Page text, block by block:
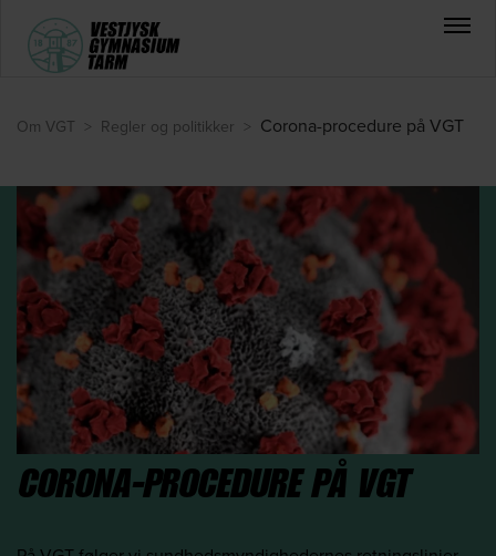
Om VGT > Regler og politikker > Corona-procedure på VGT
CORONA-PROCEDURE PÅ VGT